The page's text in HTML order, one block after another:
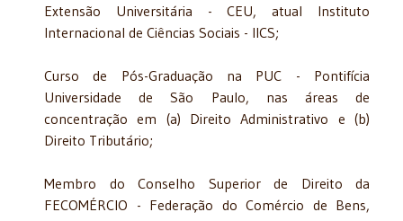
Extensão Universitária - CEU, atual Instituto
Internacional de Ciências Sociais - IICS;
Curso de Pós-Graduação na PUC - Pontifícia
Universidade de São Paulo, nas áreas de
concentração em (a) Direito Administrativo e (b)
Direito Tributário;
Membro do Conselho Superior de Direito da
FECOMÉRCIO - Federação do Comércio de Bens,